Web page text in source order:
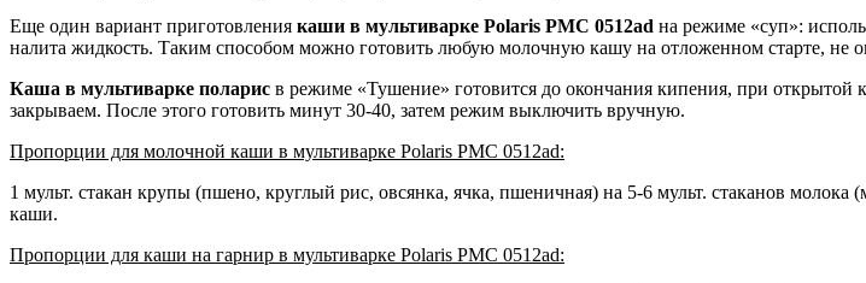
Еще один вариант приготовления каши в мультиварке Polaris PMC 0512ad на режиме «суп»:
налита жидкость. Таким способом можно готовить любую молочную кашу на отложенном старте, не
Каша в мультиварке поларис в режиме «Тушение» готовится до окончания кипения, при
закрываем. После этого готовить минут 30-40, затем режим выключить вручную.
Пропорции для молочной каши в мультиварке Polaris PMC 0512ad:
1 мульт. стакан крупы (пшено, круглый рис, овсянка, ячка, пшеничная) на 5-6 мульт. стаканов
каши.
Пропорции для каши на гарнир в мультиварке Polaris PMC 0512ad: